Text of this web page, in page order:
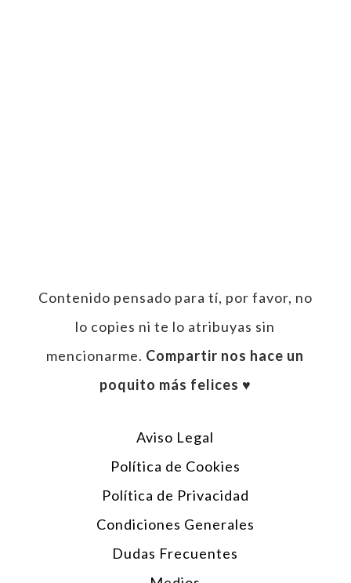
Contenido pensado para tí, por favor, no
lo copies ni te lo atribuyas sin
mencionarme. Compartir nos hace un
poquito más felices ♥︎
Aviso Legal
Política de Cookies
Política de Privacidad
Condiciones Generales
Dudas Frecuentes